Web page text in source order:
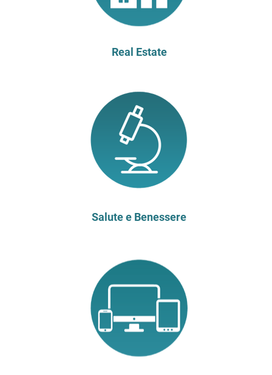
Real Estate
Salute e Benessere